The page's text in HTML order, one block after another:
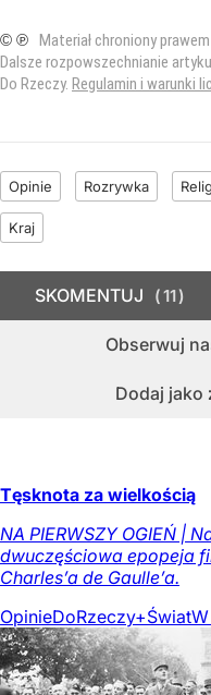
© ℗ Materiał chroniony
Dalsze rozpowszechnianie
Do Rzeczy. Regulamin i warunki
Opinie Rozrywka
Kraj
Obserwuj
Dodaj jako
SKOMENTUJ 11
Tęsknota za wielkością
NA PIERWSZY OGIEŃ |
dwuczęściowa epopeja
Charles’a de Gaulle’a.
OpinieDoRzeczy+Świat